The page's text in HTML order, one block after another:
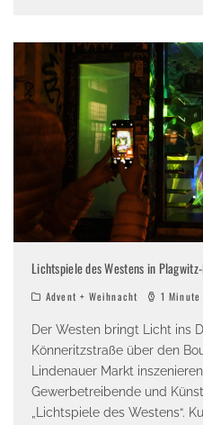
Lichtspiele des Westens in
Advent + Weihnacht 1 Minute
Der Westen bringt Licht ins
Könneritzstraße über den
Lindenauer Markt
Gewerbetreibende und
„Lichtspiele des Westens“.